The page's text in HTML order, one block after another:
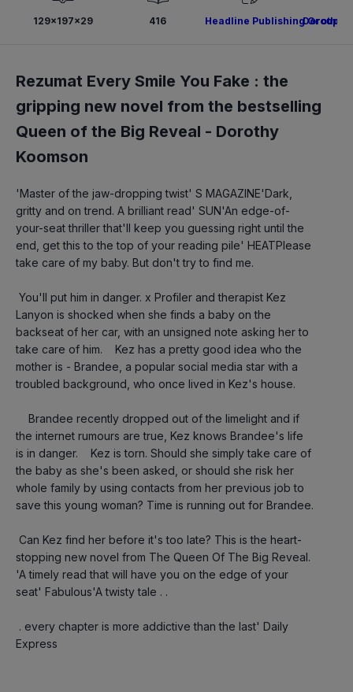
129x197x29 416 Headline Publishing Group
Dorothy
Rezumat Every Smile You Fake : the
gripping new novel from the bestselling
Queen of the Big Reveal - Dorothy
Koomson
'Master of the jaw-dropping twist' S MAGAZINE'Dark,
gritty and on trend. A brilliant read' SUN'An edge-of-
your-seat thriller that'll keep you guessing right until the
end, get this to the top of your reading pile' HEATPlease
take care of my baby. But don't try to find me.
Lanyon is shocked when she finds a baby on the
backseat of her car, with an unsigned note asking her to
take care of him.    Kez has a pretty good idea who the
mother is - Brandee, a popular social media star with a
troubled background, who once lived in Kez's house.
the internet rumours are true, Kez knows Brandee's life
is in danger.    Kez is torn. Should she simply take care of
the baby as she's been asked, or should she risk her
whole family by using contacts from her previous job to
save this young woman? Time is running out for Brandee.
stopping new novel from The Queen Of The Big Reveal.
'A timely read that will have you on the edge of your
seat' Fabulous'A twisty tale . .
Express